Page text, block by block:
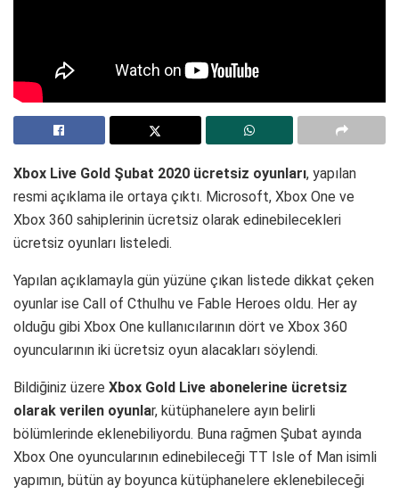
Xbox Live Gold Şubat 2020 ücretsiz oyunları, yapılan
resmi açıklama ile ortaya çıktı. Microsoft, Xbox One ve
Xbox 360 sahiplerinin ücretsiz olarak edinebilecekleri
ücretsiz oyunları listeledi.
Yapılan açıklamayla gün yüzüne çıkan listede dikkat çeken
oyunlar ise Call of Cthulhu ve Fable Heroes oldu. Her ay
olduğu gibi Xbox One kullanıcılarının dört ve Xbox 360
oyuncularının iki ücretsiz oyun alacakları söylendi.
Bildiğiniz üzere Xbox Gold Live abonelerine ücretsiz
olarak verilen oyunlar, kütüphanelere ayın belirli
bölümlerinde eklenebiliyordu. Buna rağmen Şubat ayında
Xbox One oyuncularının edinebileceği TT Isle of Man isimli
yapımın, bütün ay boyunca kütüphanelere eklenebileceği